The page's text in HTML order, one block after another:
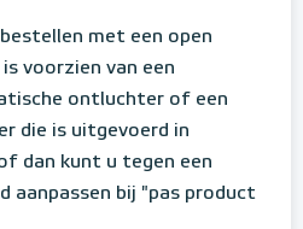
met een open
voorzien van een
ontluchter of een
die is uitgevoerd in
dan kunt u tegen een
aanpassen bij "pas product